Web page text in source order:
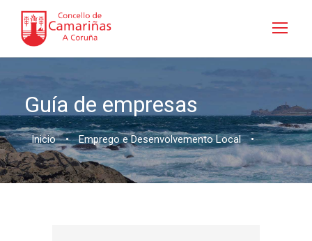
Guía de empresas
Inicio • Emprego e Desenvolvemento Local •